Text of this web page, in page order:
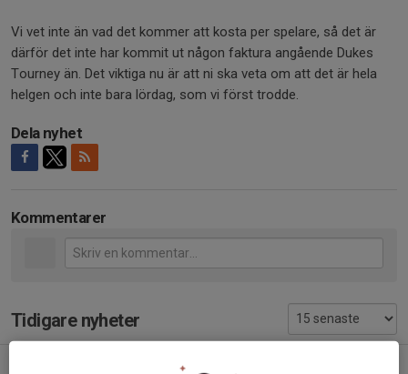
Vi vet inte än vad det kommer att kosta per spelare, så det är
därför det inte har kommit ut någon faktura angående Dukes
Tourney än. Det viktiga nu är att ni ska veta om att det är hela
helgen och inte bara lördag, som vi först trodde.
Dela nyhet
Kommentarer
Tidigare nyheter
Spelschema Dukes Tourney